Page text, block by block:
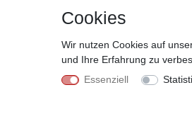
Cookies
Wir nutzen Cookies auf
und Ihre Erfahrung zu
Essenziell